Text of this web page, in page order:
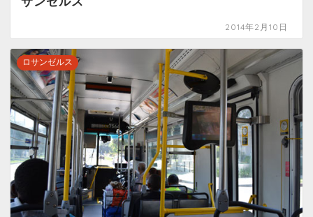
2014年2月10日
ロサンゼルス